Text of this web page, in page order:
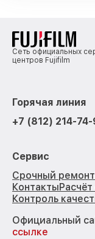
Сеть официальных
центров Fujifilm
Горячая линия
+7 (812) 214-
Сервис
Срочный ремонт
Контакты
Контроль
Официальный
ссылке